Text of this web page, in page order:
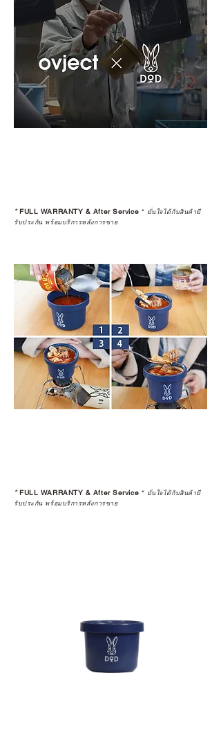
*FULL WARRANTY & After Service * มั่นใจได้กับสินค้ามี
รับประกัน พร้อมบริการหลังการขาย
*FULL WARRANTY & After Service * มั่นใจได้กับสินค้ามี
รับประกัน พร้อมบริการหลังการขาย